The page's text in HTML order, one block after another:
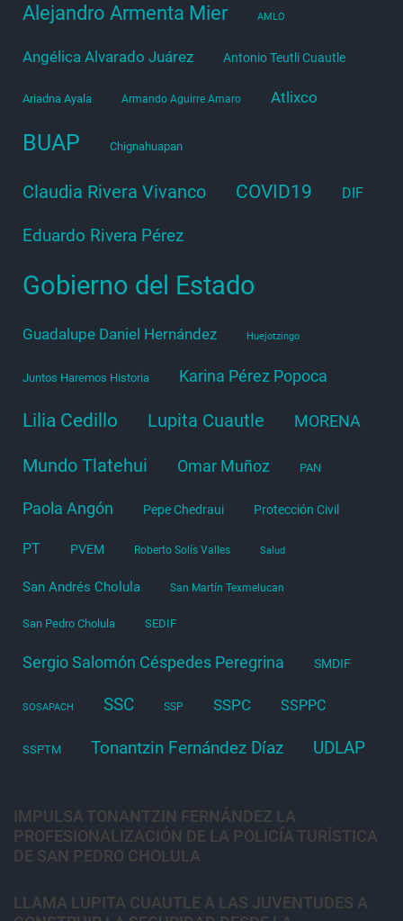
Alejandro Armenta Mier AMLO
Angélica Alvarado Juárez Antonio Teutli Cuautle
Ariadna Ayala Armando Aguirre Amaro Atlixco
BUAP Chignahuapan
Claudia Rivera Vivanco COVID19 DIF
Eduardo Rivera Pérez
Gobierno del Estado
Guadalupe Daniel Hernández Huejotzingo
Juntos Haremos Historia Karina Pérez Popoca
Lilia Cedillo Lupita Cuautle MORENA
Mundo Tlatehui Omar Muñoz PAN
Paola Angón Pepe Chedraui Protección Civil
PT PVEM Roberto Solís Valles Salud
San Andrés Cholula San Martín Texmelucan
San Pedro Cholula SEDIF
Sergio Salomón Céspedes Peregrina SMDIF
SOSAPACH SSC SSP SSPC SSPPC
SSPTM Tonantzin Fernández Díaz UDLAP
IMPULSA TONANTZIN FERNÁNDEZ LA
PROFESIONALIZACIÓN DE LA POLICÍA TURÍSTICA
DE SAN PEDRO CHOLULA
LLAMA LUPITA CUAUTLE A LAS JUVENTUDES A